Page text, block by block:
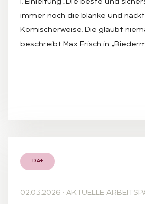
I. Einleitung „Die beste und
immer noch die blanke und
Komischerweise. Die glaubt
beschreibt Max Frisch in
DA+
02.03.2026 · AKTUELLE